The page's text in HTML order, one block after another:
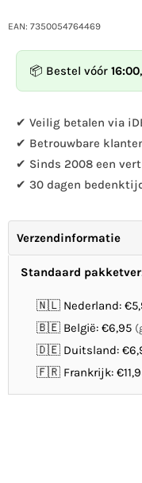
voor
Garden
-
Bever
voor
Garden
-
Bever
EAN: 7350054764469
📦 Bestel vóór 16:00,
✔ Veilig betalen via
✔ Betrouwbare
✔ Sinds 2008 een
✔ 30 dagen
Verzendinformatie
Standaard
🇳🇱 Nederland:
🇧🇪 België: €6,95
🇩🇪 Duitsland:
🇫🇷 Frankrijk: